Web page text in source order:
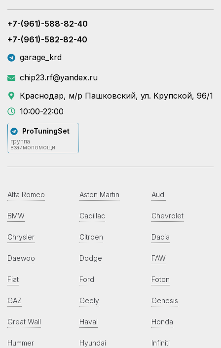
+7-(961)-588-82-40
+7-(961)-582-82-40
garage_krd
chip23.rf@yandex.ru
Краснодар, м/р Пашковский, ул. Крупской, 96/1
10:00-22:00
ProTuningSet
группа
взаимопомощи
Alfa Romeo Aston Martin Audi
BMW Cadillac Chevrolet
Chrysler Citroen Dacia
Daewoo Dodge FAW
Fiat Ford Foton
GAZ Geely Genesis
Great Wall Haval Honda
Hummer Hyundai Infiniti